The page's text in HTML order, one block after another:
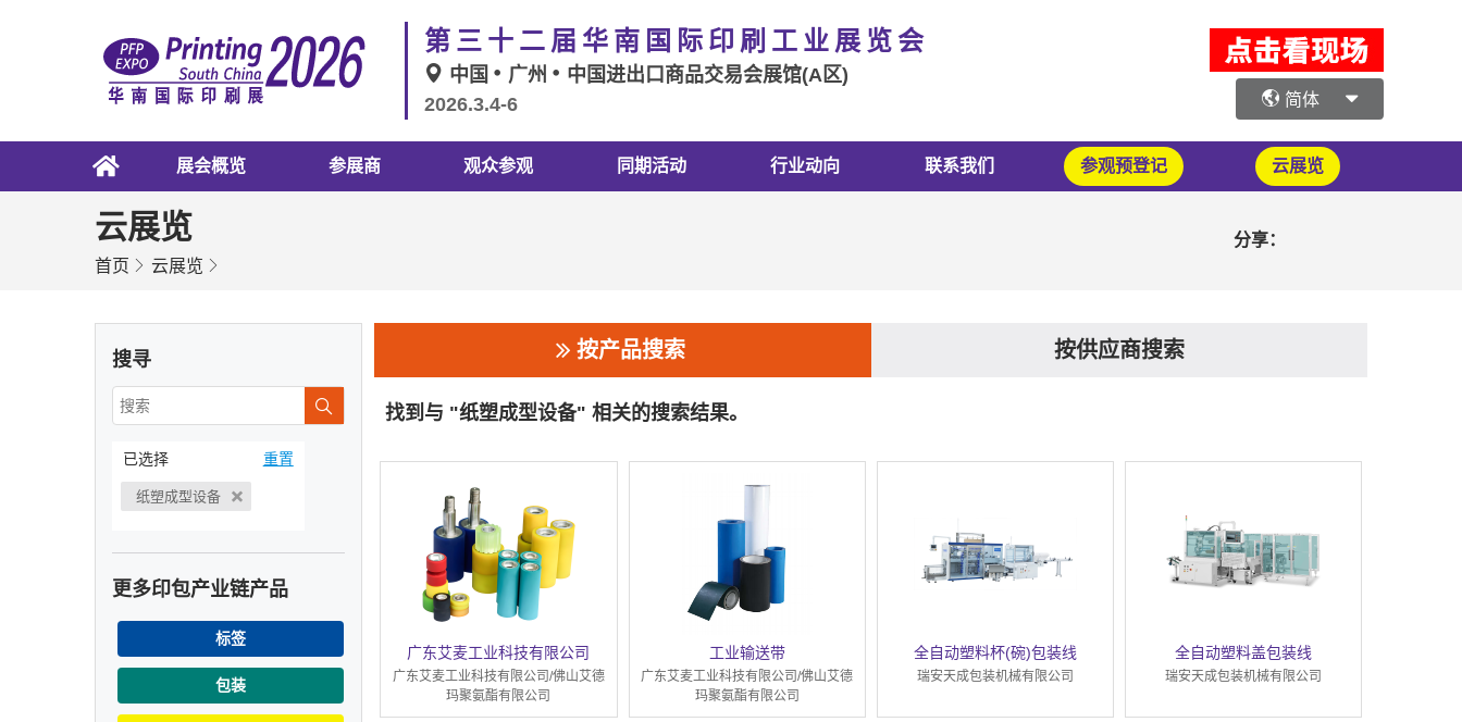
第三十二届华南国际印刷工业展览会
中国 广州
中国进出口商品交易会展馆(A区)
2026.3.4-6
简体
展会概览 参展商 观众参观 同期活动 行业动向 联系我们 参观预登记 云展览
云展览
首页 云展览
分享：
搜寻
已选择 重置
纸塑成型设备
更多印包产业链产品
标签
包装
按产品搜索 按供应商搜索
找到与 "纸塑成型设备" 相关的搜索结果。
广东艾麦工业科技有限公司
广东艾麦工业科技有限公司/佛山艾德
玛聚氨酯有限公司
工业输送带
广东艾麦工业科技有限公司/佛山艾德
玛聚氨酯有限公司
全自动塑料杯(碗)包装线
瑞安天成包装机械有限公司
全自动塑料盖包装线
瑞安天成包装机械有限公司